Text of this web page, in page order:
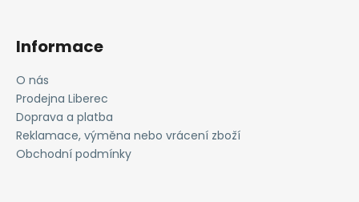
Informace
O nás
Prodejna Liberec
Doprava a platba
Reklamace, výměna nebo vrácení zboží
Obchodní podmínky